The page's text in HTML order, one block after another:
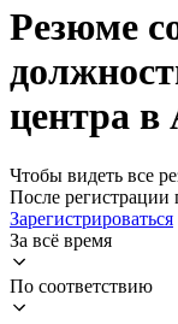
Резюме
центра в
Чтобы видеть все
После
Зарегистрироваться
За всё время
По соответствию